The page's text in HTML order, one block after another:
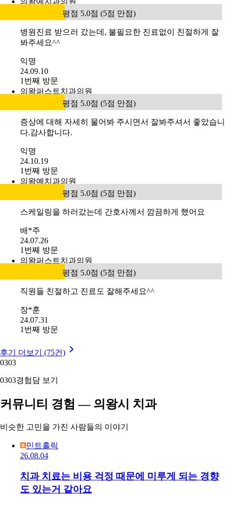
평점 5.0점 (5점 만점)
병원진료 받으러 갔는데, 불필요한 진료없이 친절하게 잘
봐주세요^^
익명
24.09.10
1번째 방문
의왕퍼스트치과의원
평점 5.0점 (5점 만점)
증상에 대해 자세히 물어봐 주시면서 잘봐주셔서 좋았습니
다.감사합니다.
익명
24.10.19
1번째 방문
의왕예치과의원
평점 5.0점 (5점 만점)
스케일링을 하러갔는데 간호사께서 깜끔하게 했어요
배*주
24.07.26
1번째 방문
의왕퍼스트치과의원
평점 5.0점 (5점 만점)
직원들 친절하고 진료도 잘해주세요^^
장*훈
24.07.31
1번째 방문
후기 더보기 (75건)
0303
0303경험담 보기
커뮤니티 경험 — 의왕시 치과
비슷한 고민을 가진 사람들의 이야기
민트홀릭
26.08.04
치과 치료는 비용 걱정 때문에 미루게 되는 경향
도 있는거 같아요